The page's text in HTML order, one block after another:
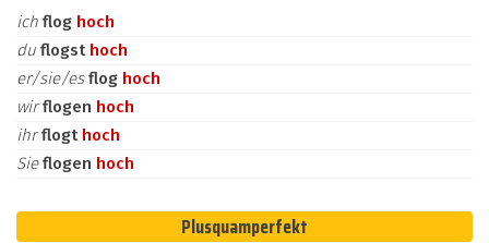
ich flog hoch
du flogst hoch
er/sie/esflog hoch
wirflogen hoch
ihrflogt hoch
Sieflogen hoch
Plusquamperfekt